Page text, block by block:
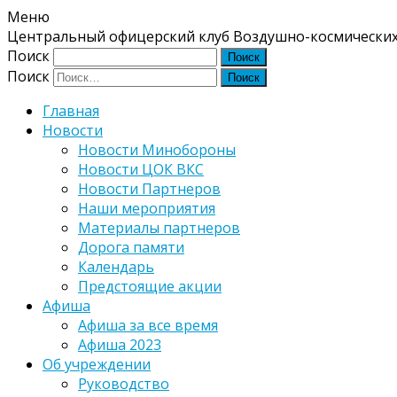
Меню
Центральный офицерский клуб Воздушно-
Поиск
Поиск
Главная
Новости
Новости Минобороны
Новости ЦОК ВКС
Новости Партнеров
Наши мероприятия
Материалы партнеров
Дорога памяти
Календарь
Предстоящие акции
Афиша
Афиша за все время
Афиша 2023
Об учреждении
Руководство